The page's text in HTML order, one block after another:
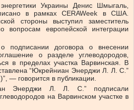
Украины Денис Шмыгаль,
в рамках CERAWeek в США.
стороны выступил заместитель
вопросам европейской интеграции
подписании
договора о
внесении
о разделе углеводородов,
в пределах участка Варвинская. В
“Юкрейниан Энерджи Л. Л. С.”
— говорится в публикации.
Энерджи Л. Л. С.” подписали
на Варвинском участке в